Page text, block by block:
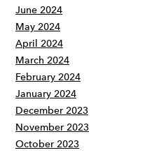
June 2024
May 2024
April 2024
March 2024
February 2024
January 2024
December 2023
November 2023
October 2023